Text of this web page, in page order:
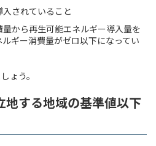
されていること
から再生可能エネルギー導入量を
ギー消費量がゼロ以下になってい
ょう。
する地域の基準値以下